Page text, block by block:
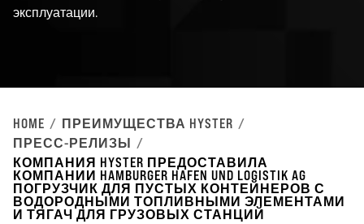
эксплуатации.
HOME
ПРЕИМУЩЕСТВА HYSTER
ПРЕСС-РЕЛИЗЫ
КОМПАНИЯ HYSTER ПРЕДОСТАВИЛА
КОМПАНИИ HAMBURGER HAFEN UND LOGISTIK AG
ПОГРУЗЧИК ДЛЯ ПУСТЫХ КОНТЕЙНЕРОВ С
ВОДОРОДНЫМИ ТОПЛИВНЫМИ ЭЛЕМЕНТАМИ
И ТЯГАЧ ДЛЯ ГРУЗОВЫХ СТАНЦИЙ